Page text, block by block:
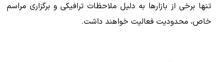
تنها برخی از بازارها به دلیل ملاحظات ترافیکی و برگزاری مراسم
خاص، محدودیت فعالیت خواهند داشت.